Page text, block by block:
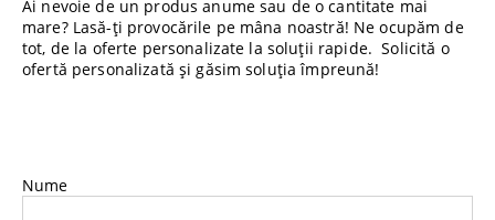
Ai nevoie de un produs anume sau de o cantitate mai
mare? Lasă-ți provocările pe mâna noastră! Ne ocupăm de
tot, de la oferte personalizate la soluții rapide. Solicită o
ofertă personalizată și găsim soluția împreună!
Nume